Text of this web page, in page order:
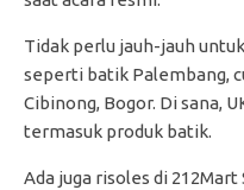
Tidak perlu jauh-jauh
seperti batik Palembang,
Cibinong, Bogor. Di sana,
termasuk produk batik.
Ada juga risoles di